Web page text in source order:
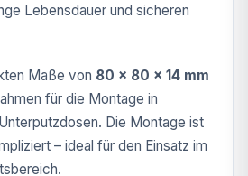
Lebensdauer und sicheren
Maße von 80 x 80 x 14 mm
für die Montage in
Die Montage ist
– ideal für den Einsatz im